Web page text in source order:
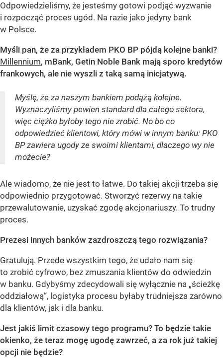
Odpowiedzieliśmy, że jesteśmy gotowi podjąć wyzwanie
i rozpocząć proces ugód. Na razie jako jedyny bank
w Polsce.
Myśli pan, że za przykładem PKO BP pójdą kolejne banki?
Millennium, mBank, Getin Noble Bank mają sporo kredytów
frankowych, ale nie wyszli z taką samą inicjatywą.
Myślę, że za naszym bankiem podążą kolejne.
Wyznaczyliśmy pewien standard dla całego sektora,
więc ciężko byłoby tego nie zrobić. No bo co
odpowiedzieć klientowi, który mówi w innym banku: PKO
BP zawiera ugody ze swoimi klientami, dlaczego wy nie
możecie?
Ale wiadomo, że nie jest to łatwe. Do takiej akcji trzeba się
odpowiednio przygotować. Stworzyć rezerwy na takie
przewalutowanie, uzyskać zgodę akcjonariuszy. To trudny
proces.
Prezesi innych banków zazdroszczą tego rozwiązania?
Gratulują. Przede wszystkim tego, że udało nam się
to zrobić cyfrowo, bez zmuszania klientów do odwiedzin
w banku. Gdybyśmy zdecydowali się wyłącznie na „ścieżkę
oddziałową”, logistyka procesu byłaby trudniejsza zarówno
dla klientów, jak i dla banku.
Jest jakiś limit czasowy tego programu? To będzie takie
okienko, że teraz mogę ugodę zawrzeć, a za rok już takiej
opcji nie będzie?